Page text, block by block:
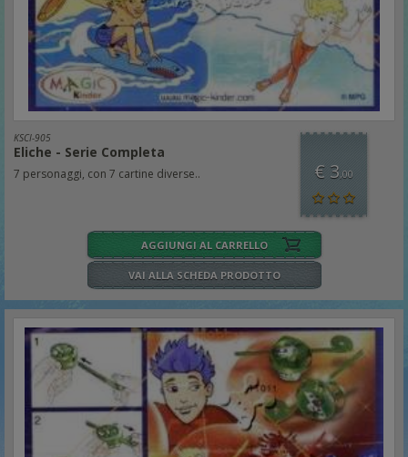
KSCI-905
Eliche - Serie Completa
7 personaggi, con 7 cartine diverse.. € 3,00
AGGIUNGI AL CARRELLO
VAI ALLA SCHEDA PRODOTTO